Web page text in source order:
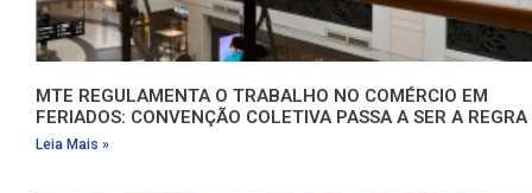
MTE REGULAMENTA O TRABALHO NO COMÉRCIO EM
FERIADOS: CONVENÇÃO COLETIVA PASSA A SER A REGRA
Leia Mais »